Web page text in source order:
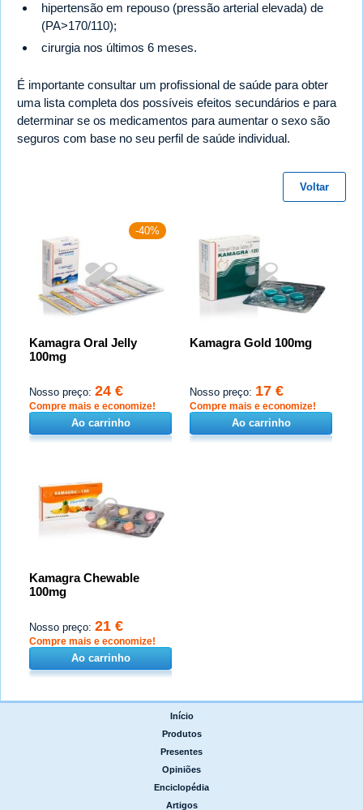
hipertensão em repouso (pressão arterial elevada) de
(PA>170/110);
cirurgia nos últimos 6 meses.
É importante consultar um profissional de saúde para obter
uma lista completa dos possíveis efeitos secundários e para
determinar se os medicamentos para aumentar o sexo são
seguros com base no seu perfil de saúde individual.
Voltar
-40%
Kamagra Oral Jelly
100mg
Nosso preço: 24 €
Compre mais e economize!
Ao carrinho
Kamagra Gold 100mg
Nosso preço: 17 €
Compre mais e economize!
Ao carrinho
Kamagra Chewable
100mg
Nosso preço: 21 €
Compre mais e economize!
Ao carrinho
Início
Produtos
Presentes
Opiniões
Enciclopédia
Artigos